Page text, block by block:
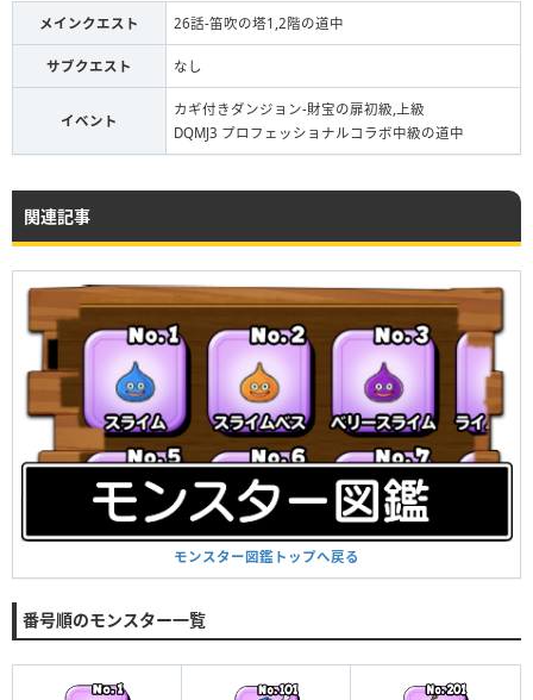
メインクエスト 26話-笛吹の塔1,2階の道中
サブクエスト なし
イベント
カギ付きダンジョン-財宝の扉初級,上級
DQMJ3 プロフェッショナルコラボ中級の道中
関連記事
モンスター図鑑トップへ戻る
番号順のモンスター一覧